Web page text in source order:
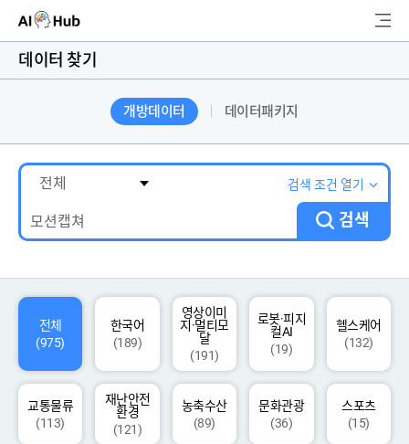
AI-Hub
AI 데이터찾기
AI 허브소개
AI 개발지원
고객지원
색
데이터 찾기
개방데이터 데이터패키지
검색 조건 열기
검색
전체
(975)
한국어
(189)
영상이미
지·멀티모
달
(191)
로봇·피지
컬AI
(19)
헬스케어
(132)
교통물류
(113)
재난안전
환경
(121)
농축수산
(89)
문화관광
(36)
스포츠
(15)